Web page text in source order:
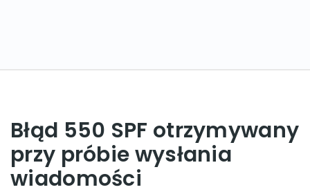
Błąd 550 SPF otrzymywany
przy próbie wysłania
wiadomości